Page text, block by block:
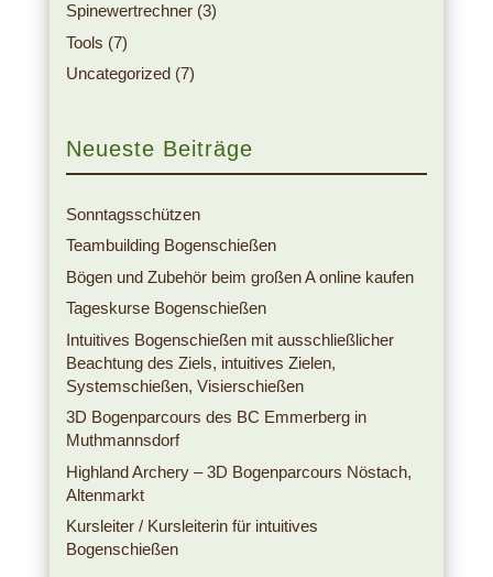
Spinewertrechner(3)
Tools (7)
Uncategorized(7)
Neueste Beiträge
Sonntagsschützen
Teambuilding Bogenschießen
Bögen und Zubehör beim großen A online kaufen
Tageskurse Bogenschießen
Intuitives Bogenschießen mit ausschließlicher
Beachtung des Ziels, intuitives Zielen,
Systemschießen, Visierschießen
3D Bogenparcours des BC Emmerberg in
Muthmannsdorf
Highland Archery – 3D Bogenparcours Nöstach,
Altenmarkt
Kursleiter / Kursleiterin für intuitives
Bogenschießen